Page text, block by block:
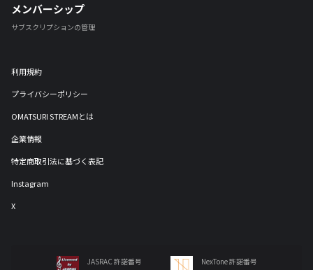
メンバーシップ
サブスクリプションの管理
利用規約
プライバシーポリシー
OMATSURI STREAMとは
企業情報
特定商取引法に基づく表記
Instagram
X
JASRAC 許諾番号 NexTone 許諾番号